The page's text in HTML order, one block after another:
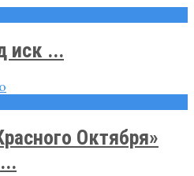
иск ...
Октября»